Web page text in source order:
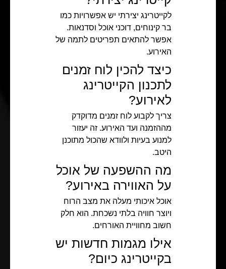
לקייטרינג יצירתי יש אפשרויות כמו
בר קינוחים, דוכני אוכל וסדנאות.
אפשר להתאים תפריטים לתמה של
האירוע.
כיצד להכין לוח זמנים
לתכנון הקייטרינג
לאירוע?
צריך לקבוע לוח זמנים מדוקדק
מההזמנה ועד האירוע. זה יעזור
למנוע בעיות ולוודא שהכול מתוכנן
היטב.
מה ההשפעה של אוכל
על האווירה באירוע?
אוכל איכותי מעלה את מצב הרוח
ויוצר חוויה בלתי נשכחת. הוא חלק
חשוב מחוויית האורחים.
אילו מגמות חדשות יש
בקייטרינג כיום?